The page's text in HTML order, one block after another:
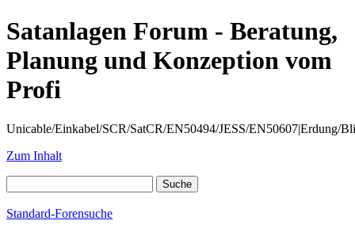
Satanlagen Forum - Beratung,
Planung und Konzeption vom
Profi
Unicable/Einkabel/SCR/SatCR/EN50494/JESS/EN50607|Erdung/
Zum Inhalt
Standard-Forensuche